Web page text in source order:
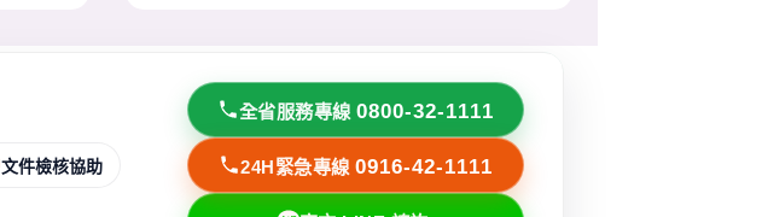
文件檢核協助
全省服務專線 0800-32-1111
24H緊急專線 0916-42-1111